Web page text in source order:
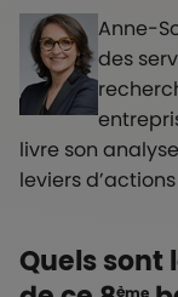
Anne-
des
livre son
leviers
Quels sont
ème